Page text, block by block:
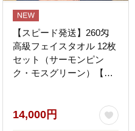
【スピード発送】260匁
高級フェイスタオル 12枚
セット（サーモンピン
ク・モスグリーン）【泉
品 家族 ファミリー 260
14,000円